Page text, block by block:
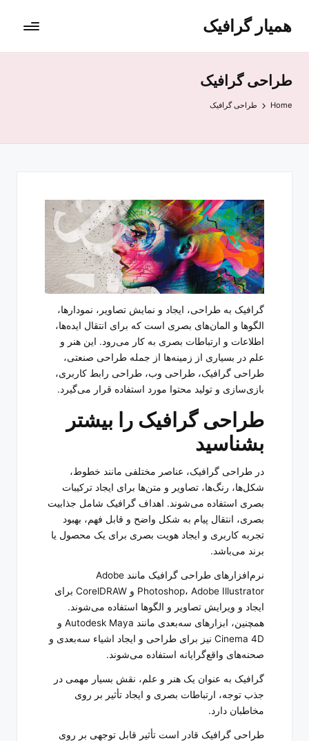
همیار گرافیک
طراحی گرافیک
Home طراحی گرافیک
گرافیک به طراحی، ایجاد و نمایش تصاویر، نمودارها،
الگوها و المان‌های بصری است که برای انتقال ایده‌ها،
اطلاعات و ارتباطات بصری به کار می‌رود. این هنر و
علم در بسیاری از زمینه‌ها از جمله طراحی صنعتی،
طراحی گرافیک، طراحی وب، طراحی رابط کاربری،
بازی‌سازی و تولید محتوا مورد استفاده قرار می‌گیرد.
طراحی گرافیک را بیشتر
بشناسید
در طراحی گرافیک، عناصر مختلفی مانند خطوط،
شکل‌ها، رنگ‌ها، تصاویر و متن‌ها برای ایجاد ترکیبات
بصری استفاده می‌شوند. اهداف گرافیک شامل جذابیت
بصری، انتقال پیام به شکل واضح و قابل فهم، بهبود
تجربه کاربری و ایجاد هویت بصری برای یک محصول یا
برند می‌باشد.
نرم‌افزارهای طراحی گرافیک مانند Adobe
Photoshop، Adobe Illustrator و CorelDRAW برای
ایجاد و ویرایش تصاویر و الگوها استفاده می‌شوند.
همچنین، ابزارهای سه‌بعدی مانند Autodesk Maya و
Cinema 4D نیز برای طراحی و ایجاد اشیاء سه‌بعدی و
صحنه‌های واقع‌گرایانه استفاده می‌شوند.
گرافیک به عنوان یک هنر و علم، نقش بسیار مهمی در
جذب توجه، ارتباطات بصری و ایجاد تأثیر بر روی
مخاطبان دارد.
طراحی گرافیک قادر است تأثیر قابل توجهی بر روی